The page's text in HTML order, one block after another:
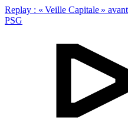
Replay : « Veille Capitale »
PSG